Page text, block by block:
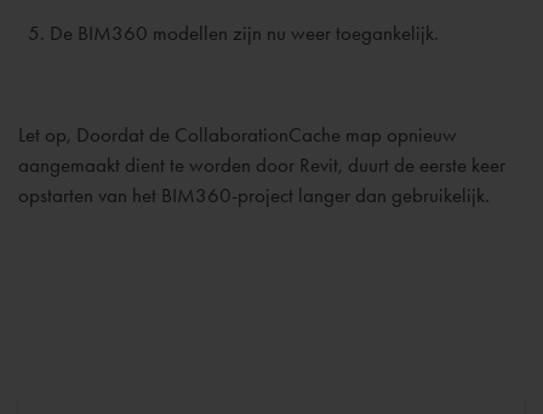
De BIM360 modellen zijn nu weer toegankelijk.
Let op, Doordat de CollaborationCache map opnieuw
aangemaakt dient te worden door Revit, duurt de eerste keer
opstarten van het BIM360-project langer dan gebruikelijk.